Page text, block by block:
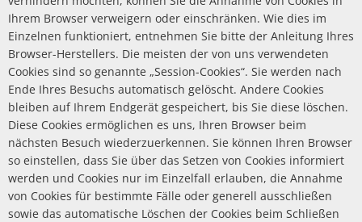
Ihrem Browser verweigern oder einschränken. Wie dies im
Einzelnen funktioniert, entnehmen Sie bitte der Anleitung Ihres
Browser-Herstellers. Die meisten der von uns verwendeten
Cookies sind so genannte „Session-Cookies“. Sie werden nach
Ende Ihres Besuchs automatisch gelöscht. Andere Cookies
bleiben auf Ihrem Endgerät gespeichert, bis Sie diese löschen.
Diese Cookies ermöglichen es uns, Ihren Browser beim
nächsten Besuch wiederzuerkennen. Sie können Ihren Browser
so einstellen, dass Sie über das Setzen von Cookies informiert
werden und Cookies nur im Einzelfall erlauben, die Annahme
von Cookies für bestimmte Fälle oder generell ausschließen
sowie das automatische Löschen der Cookies beim Schließen